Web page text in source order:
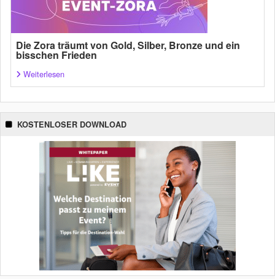
Die Zora träumt von Gold, Silber, Bronze und ein
bisschen Frieden
Weiterlesen
KOSTENLOSER DOWNLOAD